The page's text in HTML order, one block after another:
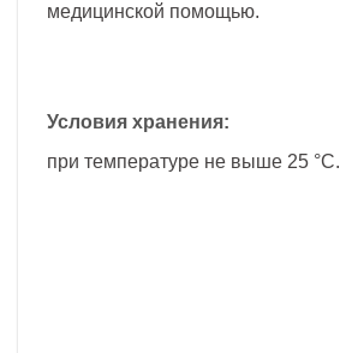
медицинской помощью.
Условия хранения:
при температуре не выше 25 °C.